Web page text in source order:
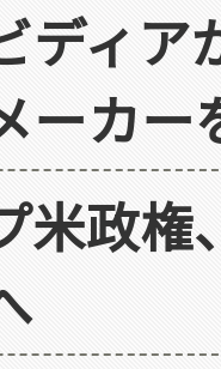
ディア
ーカー
米政